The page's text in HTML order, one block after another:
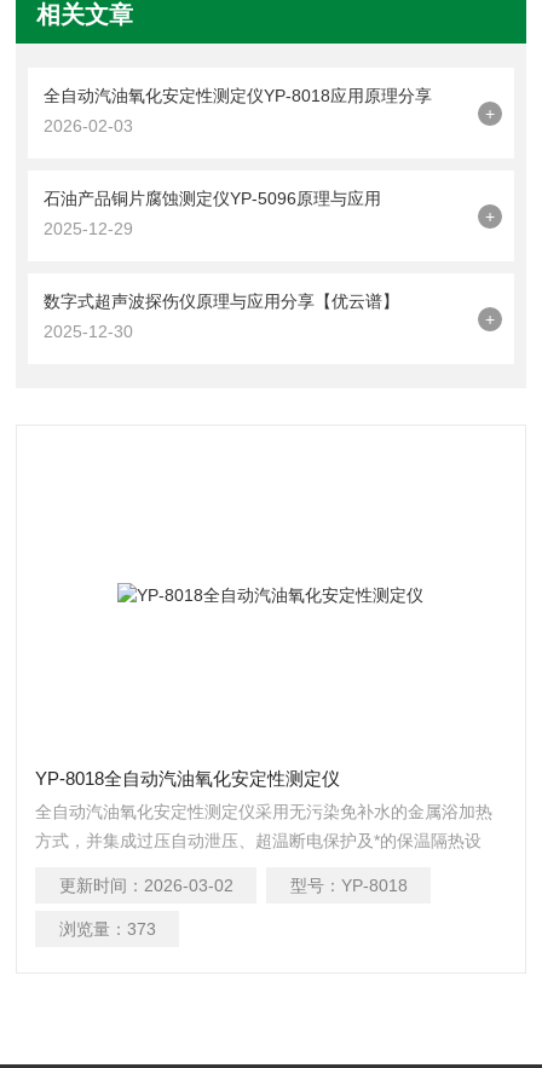
相关文章
全自动汽油氧化安定性测定仪YP-8018应用原理分享
2026-02-03
+
石油产品铜片腐蚀测定仪YP-5096原理与应用
2025-12-29
+
数字式超声波探伤仪原理与应用分享【优云谱】
2025-12-30
+
YP-8018全自动汽油氧化安定性测定仪
全自动汽油氧化安定性测定仪采用无污染免补水的金属浴加热
方式，并集成过压自动泄压、超温断电保护及*的保温隔热设
更新时间： 2026-03-02 型号： YP-8018
浏览量： 373